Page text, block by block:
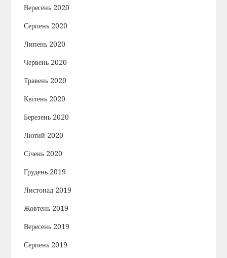
Вересень 2020
Серпень 2020
Липень 2020
Червень 2020
Травень 2020
Квітень 2020
Березень 2020
Лютий 2020
Січень 2020
Грудень 2019
Листопад 2019
Жовтень 2019
Вересень 2019
Серпень 2019